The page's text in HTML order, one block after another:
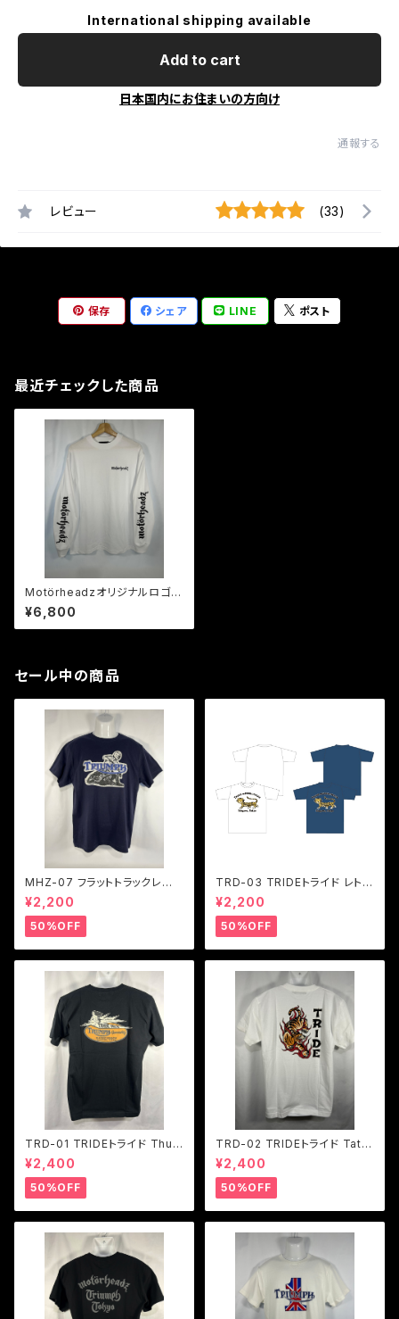
International shipping available
Add to cart
日本国内にお住まいの方向け
通報する
レビュー (33)
保存 シェア LINE ポスト
最近チェックした商品
Motörheadzオリジナルロゴ
ロングスリーブT
¥6,800
セール中の商品
MHZ-07 フラットトラックレー
サーTシャツ ２色展開
¥2,200
50%OFF
TRD-03 TRIDEトライド レトロ
タイガーロゴTシャツ ２色展開
¥2,200
50%OFF
TRD-01 TRIDEトライド Thun
derbird Girl ポケットTシャツ
２色展開
¥2,400
50%OFF
TRD-02 TRIDEトライド Tatto
o TIGER ポケットTシャツ ２色
展開
¥2,400
50%OFF